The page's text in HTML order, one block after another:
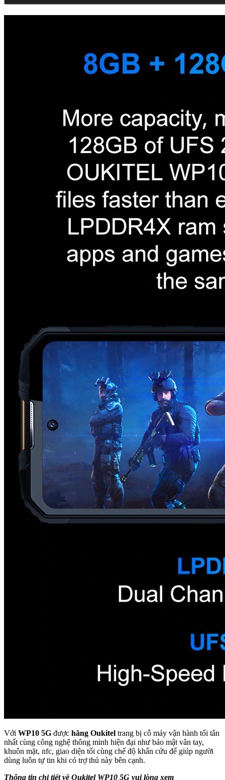
Với WP10 5G được hãng Oukitel trang bị cỗ máy vận hành tối tân
nhất cùng công nghệ thông minh hiện đại như bảo mật vân tay,
khuôn mặt, nfc, giao diện tối cùng chế độ khẩn cứu để giúp người
dùng luôn tự tin khi có trợ thủ này bên cạnh.
Thông tin chi tiết về Oukitel WP10 5G vui lòng xem